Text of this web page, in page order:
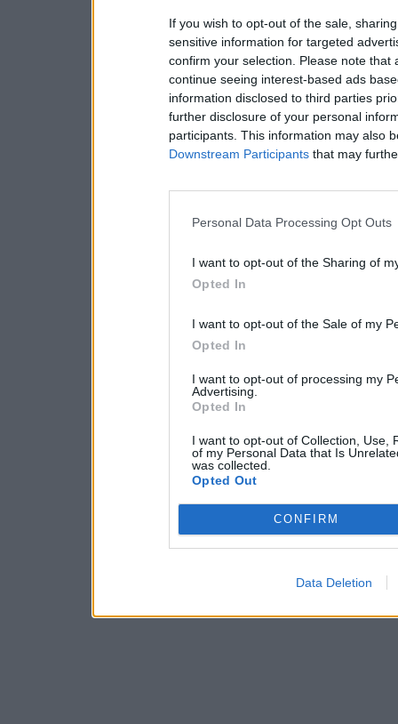
If you wish to opt-out of the sale,
sensitive information for targeted
confirm your selection. Please note
continue seeing interest-based ads
information disclosed to third parties
further disclosure of your personal
participants. This information may also
Downstream Participants that may
Personal Data Processing Opt Outs
I want to opt-out of the Sharing of
Opted In
I want to opt-out of the Sale of my
Opted In
I want to opt-out of processing my
Advertising.
Opted In
I want to opt-out of Collection, Use,
of my Personal Data that Is
was collected.
Opted Out
CONFIRM
Data Deletion